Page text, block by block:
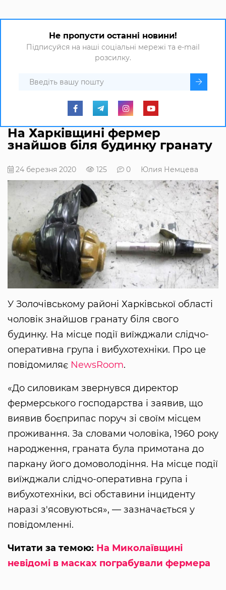
Не пропусти останні новини!
Підписуйся на наші соціальні мережі та e-mail
розсилку.
На Харківщині фермер
знайшов біля будинку гранату
24 березня 2020 125 0 Юлия Немцева
У Золочівському районі Харківської області
чоловік знайшов гранату біля свого
будинку. На місце події виїжджали слідчо-
оперативна група і вибухотехніки. Про це
повідомиляє NewsRoom.
«До силовикам звернувся директор
фермерського господарства і заявив, що
виявив боєприпас поруч зі своїм місцем
проживання. За словами чоловіка, 1960 року
народження, граната була примотана до
паркану його домоволодіння. На місце події
виїжджали слідчо-оперативна група і
вибухотехніки, всі обставини інциденту
наразі з'ясовуються», — зазначається у
повідомленні.
Читати за темою: На Миколаївщині
невідомі в масках пограбували фермера